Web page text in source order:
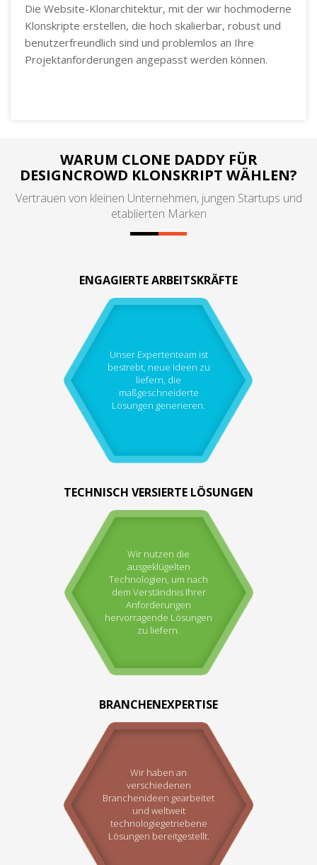
Die Website-Klonarchitektur, mit der wir hochmoderne
Klonskripte erstellen, die hoch skalierbar, robust und
benutzerfreundlich sind und problemlos an Ihre
Projektanforderungen angepasst werden können.
WARUM CLONE DADDY FÜR
DESIGNCROWD KLONSKRIPT WÄHLEN?
Vertrauen von kleinen Unternehmen, jungen Startups und
etablierten Marken
ENGAGIERTE ARBEITSKRÄFTE
Unser Expertenteam ist
bestrebt, neue Ideen zu
liefern, die
maßgeschneiderte
Lösungen generieren.
TECHNISCH VERSIERTE LÖSUNGEN
Wir nutzen die
ausgeklügelten
Technologien, um nach
dem Verständnis Ihrer
Anforderungen
hervorragende Lösungen
zu liefern.
BRANCHENEXPERTISE
Wir haben an
verschiedenen
Branchenideen gearbeitet
und weltweit
technologiegetriebene
Lösungen bereitgestellt.